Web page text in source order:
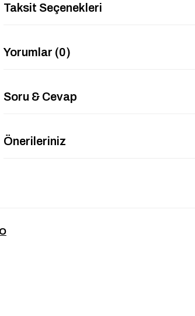
Taksit Seçenekleri
Yorumlar (0)
Soru & Cevap
Önerileriniz